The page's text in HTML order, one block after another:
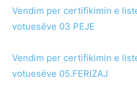
Vendim per certifikimin e
votuesëve 03 PEJE
Vendim per certifikimin e
votuesëve 05.FERIZAJ